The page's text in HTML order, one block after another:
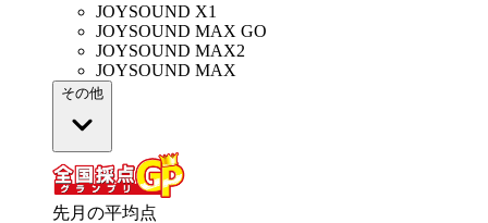
JOYSOUND X1
JOYSOUND MAX GO
JOYSOUND MAX2
JOYSOUND MAX
その他
先月の平均点